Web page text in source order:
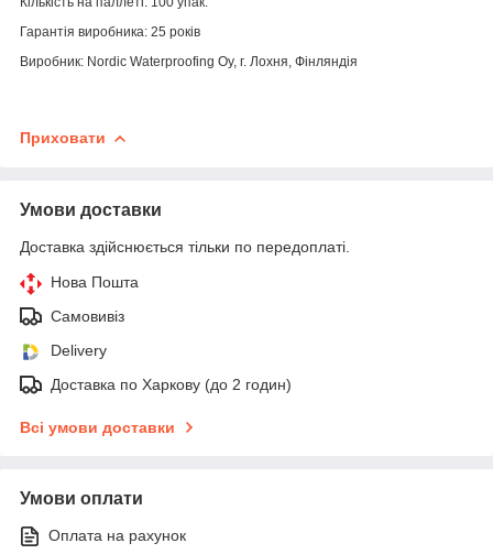
Гарантія виробника: 25 років
Виробник: Nordic Waterproofing Oy, г. Лохня, Фінляндія
Приховати
Умови доставки
Доставка здійснюється тільки по передоплаті.
Нова Пошта
Самовивіз
Delivery
Доставка по Харкову (до 2 годин)
Всі умови доставки
Умови оплати
Оплата на рахунок